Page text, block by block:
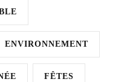
ENVIRONNEMENT
FÊTES